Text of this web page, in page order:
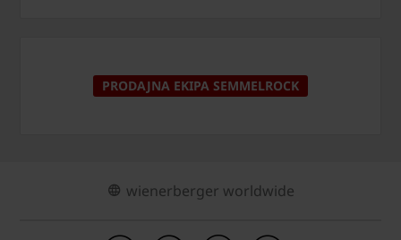
PRODAJNA EKIPA SEMMELROCK
wienerberger worldwide